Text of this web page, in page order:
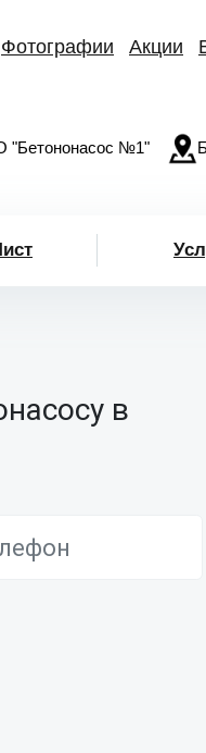
Фотографии Акции
№1"
в